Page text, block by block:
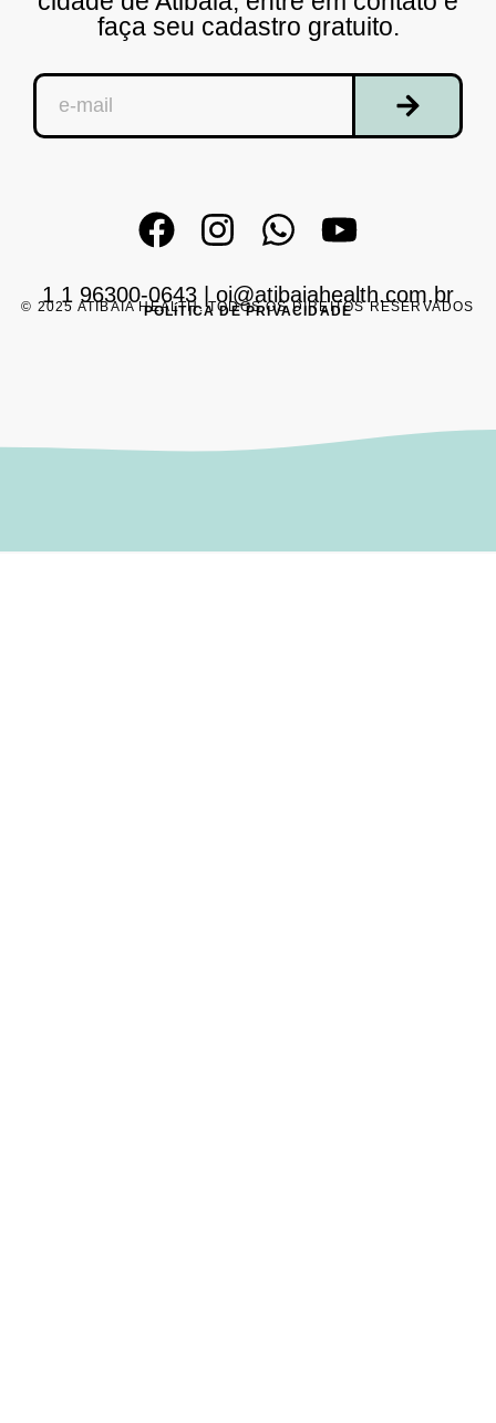
faça seu cadastro gratuito.
1 1 96300-0643 oi@atibaiahealth.com.br
© 2025 ATIBAIA HEALTH. TODOS OS DIREITOS RESERVADOS
POLÍTICA DE PRIVACIDADE